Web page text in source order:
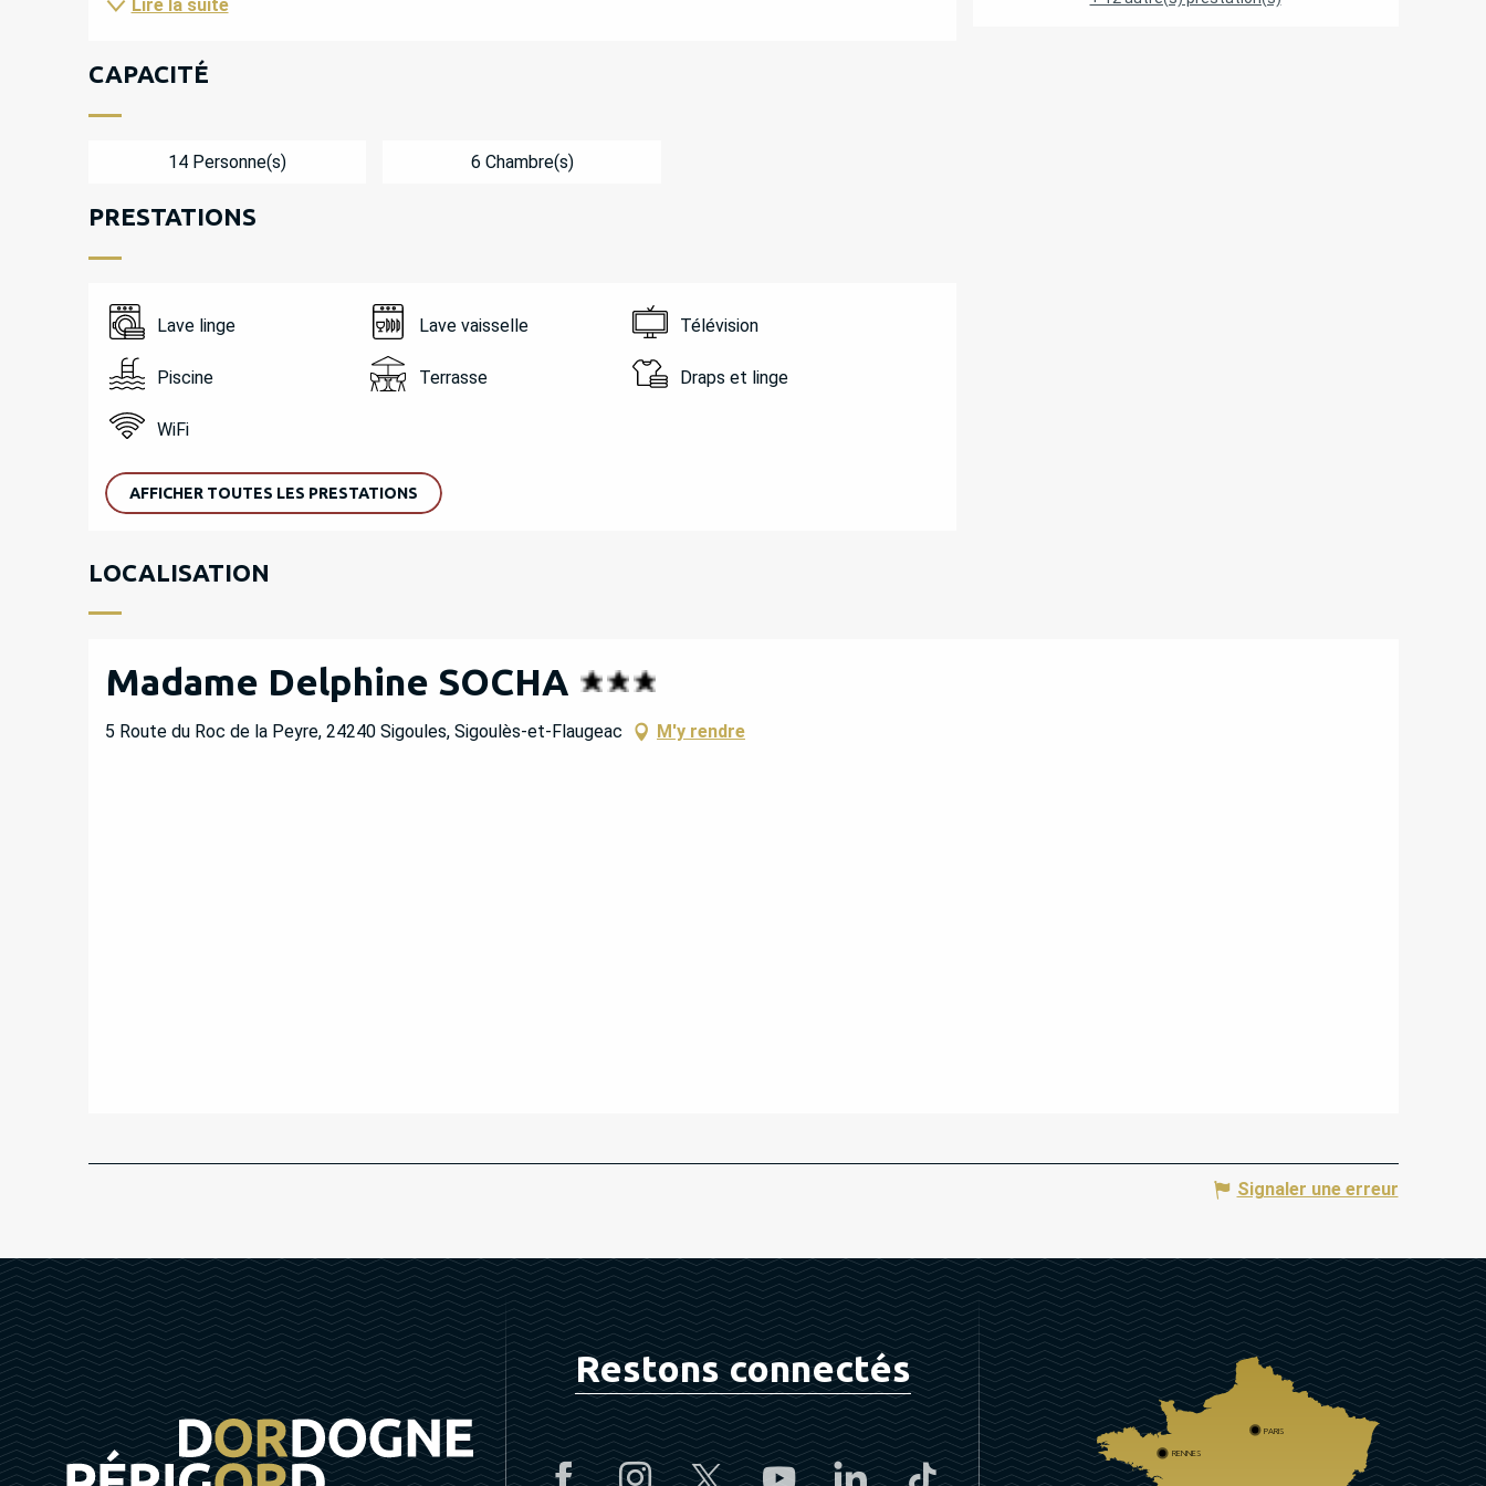
Lire la suite
CAPACITÉ
14 Personne(s) 6 Chambre(s)
PRESTATIONS
Lave linge Lave vaisselle Télévision
Piscine Terrasse Draps et linge
WiFi
AFFICHER TOUTES LES PRESTATIONS
LOCALISATION
Madame Delphine SOCHA
5 Route du Roc de la Peyre, 24240 Sigoules, Sigoulès-et-Flaugeac M'y rendre
Signaler une erreur
Restons connectés
PARIS
RENNES